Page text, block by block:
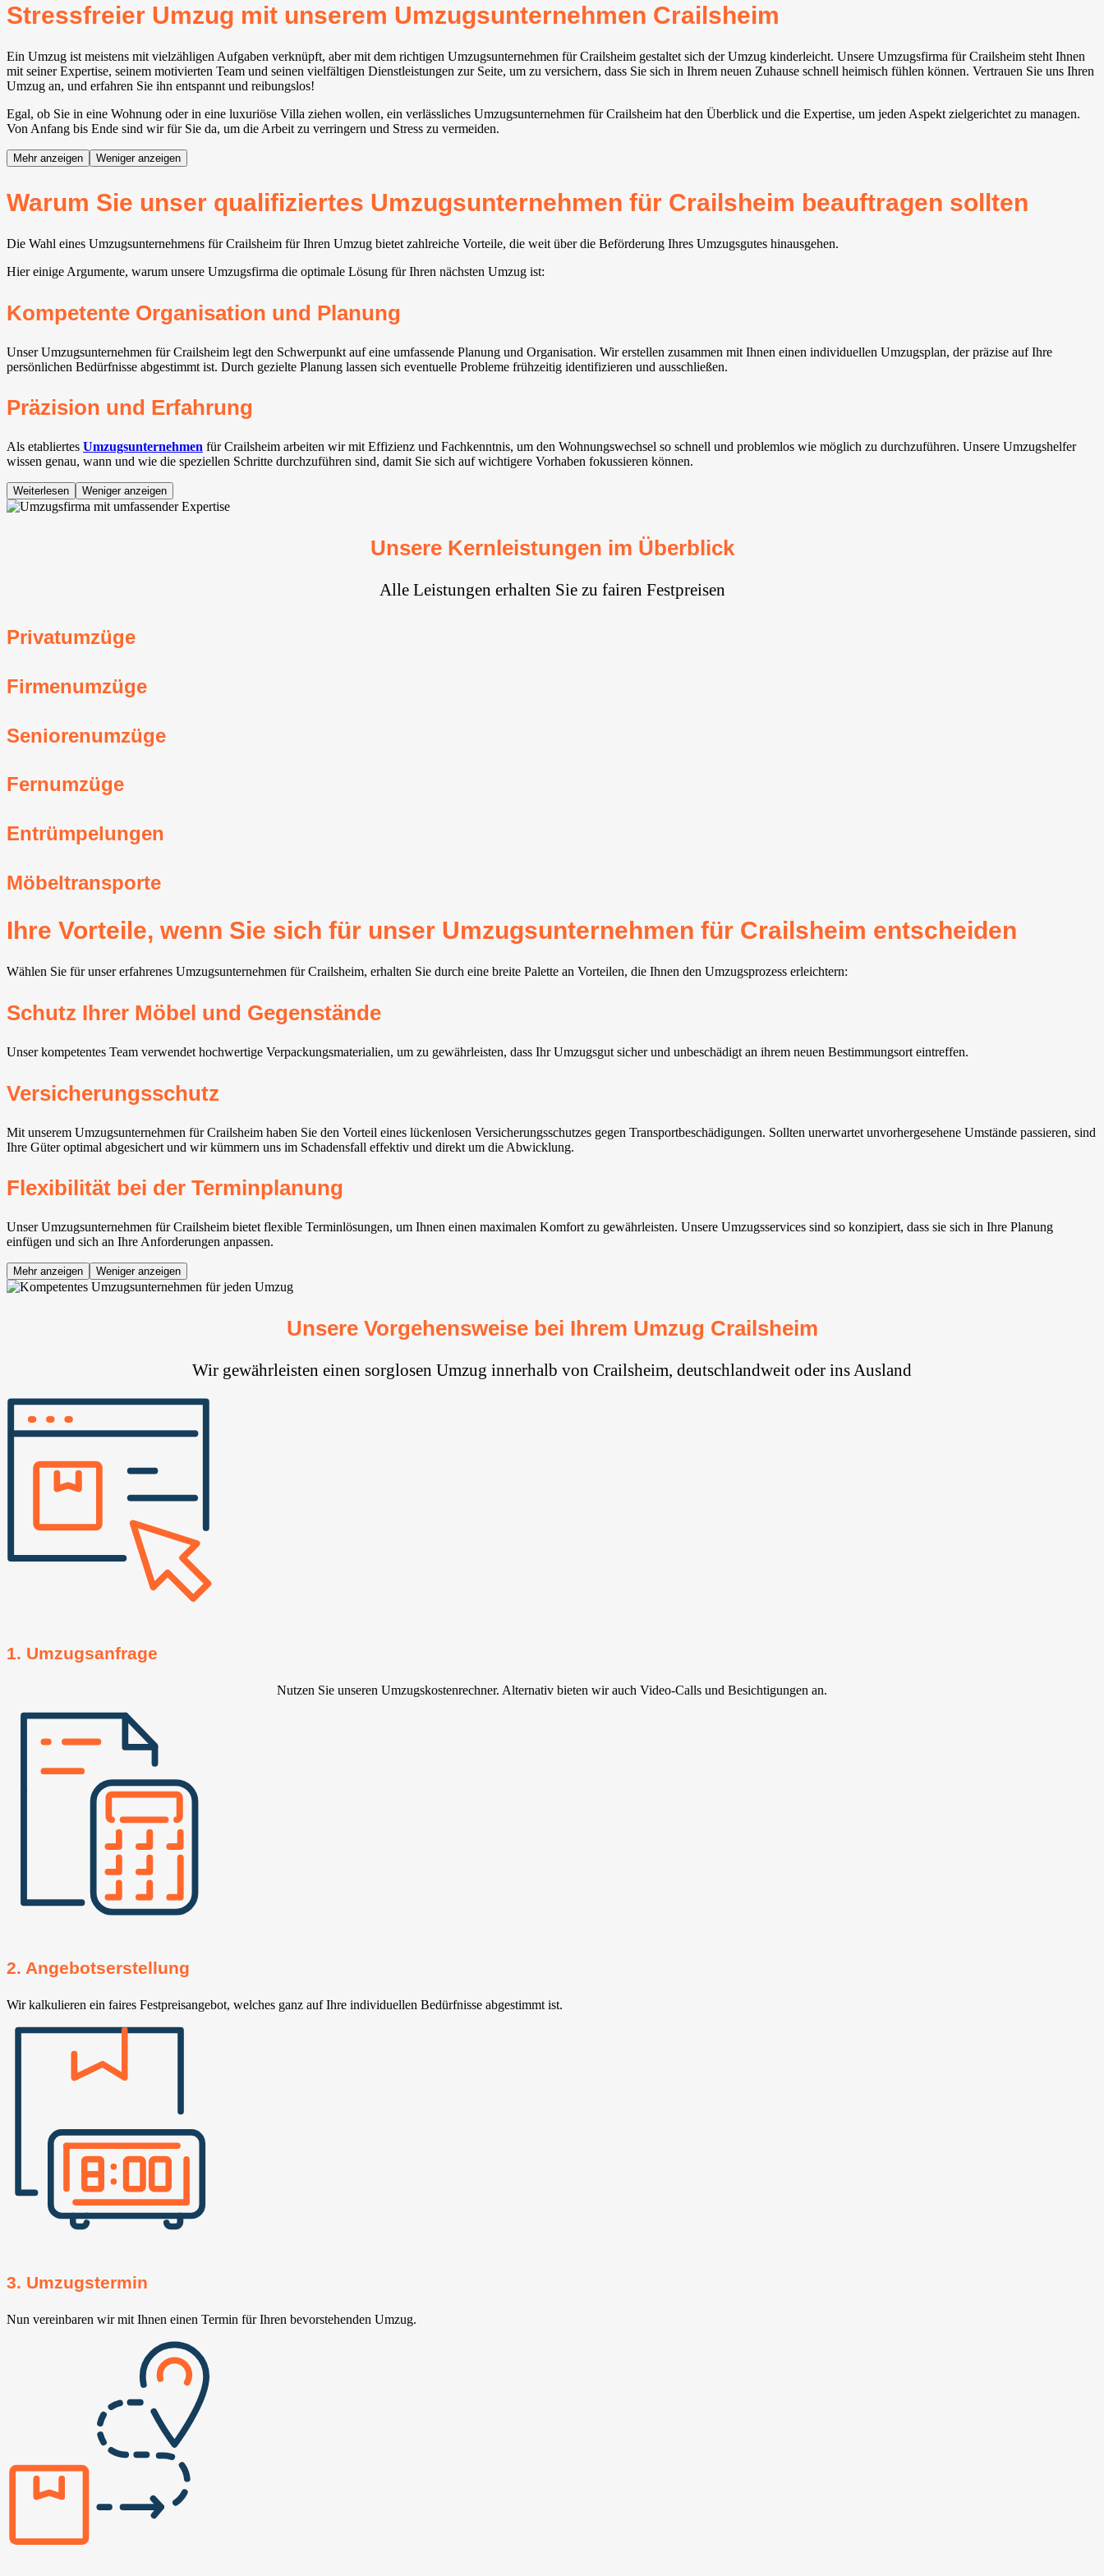
Stressfreier Umzug mit unserem Umzugsunternehmen Crailsheim
Ein Umzug ist meistens mit vielzähligen Aufgaben verknüpft, aber mit dem richtigen Umzugsunternehmen für Crailsheim gestaltet sich der Umzug kinderleicht. Unsere Umzugsfirma für Crailsheim steht Ihnen
mit seiner Expertise, seinem motivierten Team und seinen vielfältigen Dienstleistungen zur Seite, um zu versichern, dass Sie sich in Ihrem neuen Zuhause schnell heimisch fühlen können. Vertrauen Sie uns Ihren
Umzug an, und erfahren Sie ihn entspannt und reibungslos!
Egal, ob Sie in eine Wohnung oder in eine luxuriöse Villa ziehen wollen, ein verlässliches Umzugsunternehmen für Crailsheim hat den Überblick und die Expertise, um jeden Aspekt zielgerichtet zu managen.
Von Anfang bis Ende sind wir für Sie da, um die Arbeit zu verringern und Stress zu vermeiden.
Mehr anzeigen Weniger anzeigen
Warum Sie unser qualifiziertes Umzugsunternehmen für Crailsheim beauftragen sollten
Die Wahl eines Umzugsunternehmens für Crailsheim für Ihren Umzug bietet zahlreiche Vorteile, die weit über die Beförderung Ihres Umzugsgutes hinausgehen.
Hier einige Argumente, warum unsere Umzugsfirma die optimale Lösung für Ihren nächsten Umzug ist:
Kompetente Organisation und Planung
Unser Umzugsunternehmen für Crailsheim legt den Schwerpunkt auf eine umfassende Planung und Organisation. Wir erstellen zusammen mit Ihnen einen individuellen Umzugsplan, der präzise auf Ihre
persönlichen Bedürfnisse abgestimmt ist. Durch gezielte Planung lassen sich eventuelle Probleme frühzeitig identifizieren und ausschließen.
Präzision und Erfahrung
Als etabliertes Umzugsunternehmen für Crailsheim arbeiten wir mit Effizienz und Fachkenntnis, um den Wohnungswechsel so schnell und problemlos wie möglich zu durchzuführen. Unsere Umzugshelfer
wissen genau, wann und wie die speziellen Schritte durchzuführen sind, damit Sie sich auf wichtigere Vorhaben fokussieren können.
Weiterlesen Weniger anzeigen
Unsere Kernleistungen im Überblick
Alle Leistungen erhalten Sie zu fairen Festpreisen
Privatumzüge
Firmenumzüge
Seniorenumzüge
Fernumzüge
Entrümpelungen
Möbeltransporte
Ihre Vorteile, wenn Sie sich für unser Umzugsunternehmen für Crailsheim entscheiden
Wählen Sie für unser erfahrenes Umzugsunternehmen für Crailsheim, erhalten Sie durch eine breite Palette an Vorteilen, die Ihnen den Umzugsprozess erleichtern:
Schutz Ihrer Möbel und Gegenstände
Unser kompetentes Team verwendet hochwertige Verpackungsmaterialien, um zu gewährleisten, dass Ihr Umzugsgut sicher und unbeschädigt an ihrem neuen Bestimmungsort eintreffen.
Versicherungsschutz
Mit unserem Umzugsunternehmen für Crailsheim haben Sie den Vorteil eines lückenlosen Versicherungsschutzes gegen Transportbeschädigungen. Sollten unerwartet unvorhergesehene Umstände passieren, sind
Ihre Güter optimal abgesichert und wir kümmern uns im Schadensfall effektiv und direkt um die Abwicklung.
Flexibilität bei der Terminplanung
Unser Umzugsunternehmen für Crailsheim bietet flexible Terminlösungen, um Ihnen einen maximalen Komfort zu gewährleisten. Unsere Umzugsservices sind so konzipiert, dass sie sich in Ihre Planung
einfügen und sich an Ihre Anforderungen anpassen.
Mehr anzeigen Weniger anzeigen
Unsere Vorgehensweise bei Ihrem Umzug Crailsheim
Wir gewährleisten einen sorglosen Umzug innerhalb von Crailsheim, deutschlandweit oder ins Ausland
1. Umzugsanfrage
Nutzen Sie unseren Umzugskostenrechner. Alternativ bieten wir auch Video-Calls und Besichtigungen an.
2. Angebotserstellung
Wir kalkulieren ein faires Festpreisangebot, welches ganz auf Ihre individuellen Bedürfnisse abgestimmt ist.
3. Umzugstermin
Nun vereinbaren wir mit Ihnen einen Termin für Ihren bevorstehenden Umzug.